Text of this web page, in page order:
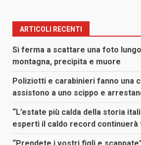
ARTICOLI RECENTI
Si ferma a scattare una foto
montagna, precipita e muore
Poliziotti e carabinieri fanno una
assistono a uno scippo e
“L’estate più calda della storia
esperti il caldo record continuerà
“Prendete i vostri figli e